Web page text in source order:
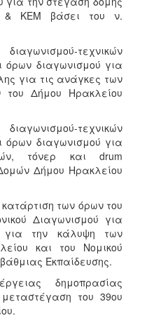
& ΚΕΜ βάσει του ν.
τεχνικών
διαγωνισμού για
για τις ανάγκες των
Δήμου Ηρακλείου
τεχνικών
διαγωνισμού για
τόνερ και drum
Δήμου Ηρακλείου
των όρων του
Διαγωνισμού για
για την κάλυψη των
και του Νομικού
Εκπαίδευσης.
δημοπρασίας
του 39ου